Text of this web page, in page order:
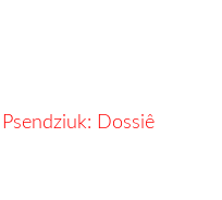
Dossiê